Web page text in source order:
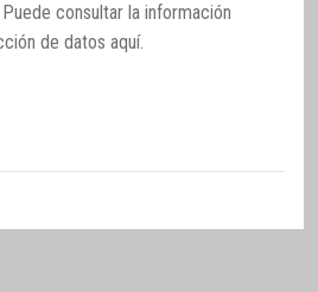
consultar la información
de datos aquí.